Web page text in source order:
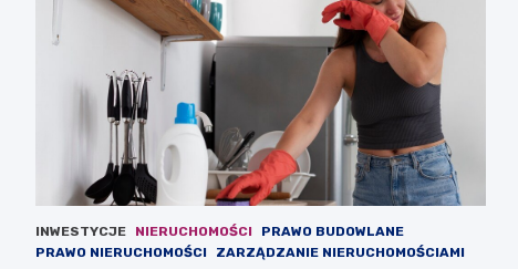
INWESTYCJE NIERUCHOMOŚCI
PRAWO BUDOWLANE
PRAWO NIERUCHOMOŚCI
ZARZĄDZANIE NIERUCHOMOŚCIAMI